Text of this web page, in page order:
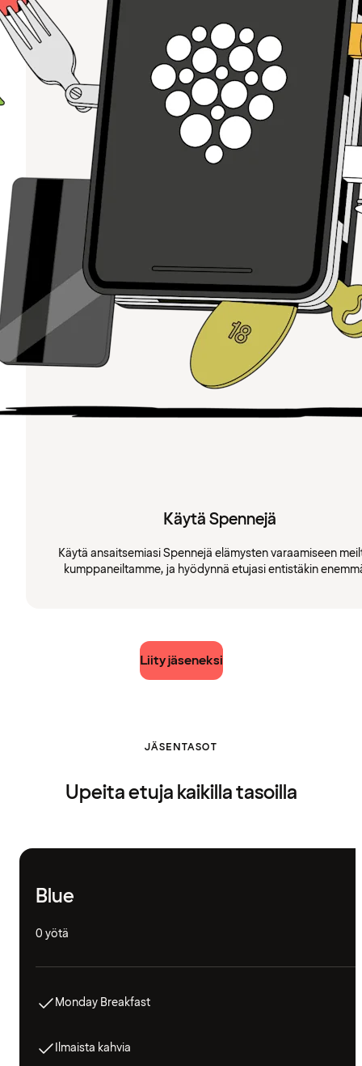
Käytä Spennejä
Käytä ansaitsemiasi Spennejä elämysten varaamiseen
kumppaneiltamme, ja hyödynnä etujasi entistäkin
Liity jäseneksi
JÄSENTASOT
Upeita etuja kaikilla tasoilla
Blue
0 yötä
Monday Breakfast
Ilmaista kahvia